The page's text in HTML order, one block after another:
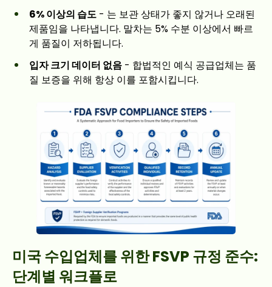
6% 이상의 습도 - 는 보관 상태가 좋지 않거나 오래된
제품임을 나타냅니다. 말차는 5% 수분 이상에서 빠르
게 품질이 저하됩니다.
입자 크기 데이터 없음 - 합법적인 예식 공급업체는 품
질 보증을 위해 항상 이를 포함시킵니다.
미국 수입업체를 위한 FSVP 규정 준수:
단계별 워크플로